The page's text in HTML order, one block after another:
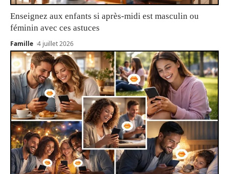
Enseignez aux enfants si après-midi est masculin ou
féminin avec ces astuces
Famille 4 juillet 2026